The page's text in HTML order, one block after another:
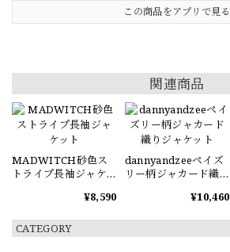
CATEGORY
この商品をアプリで見る
関連商品
MADWITCH砂色ス
トライプ長袖ジャケ
¥8,590
dannyandzeeペイズ
リー柄ジャカード織
¥10,460